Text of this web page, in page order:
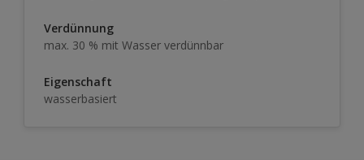
Verdünnung
max. 30 % mit Wasser verdünnbar
Eigenschaft
wasserbasiert